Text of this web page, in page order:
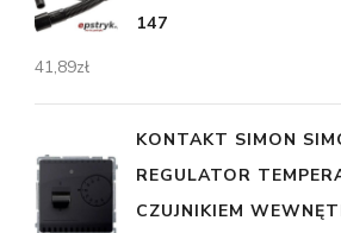
147
41,89zł
KONTAKT SIMON
REGULATOR
CZUJNIKIEM